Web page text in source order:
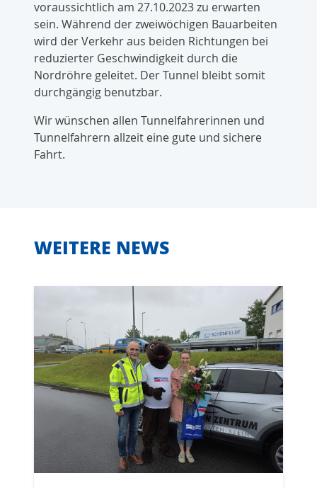
voraussichtlich am 27.10.2023 zu erwarten
sein. Während der zweiwöchigen Bauarbeiten
wird der Verkehr aus beiden Richtungen bei
reduzierter Geschwindigkeit durch die
Nordröhre geleitet. Der Tunnel bleibt somit
durchgängig benutzbar.
Wir wünschen allen Tunnelfahrerinnen und
Tunnelfahrern allzeit eine gute und sichere
Fahrt.
WEITERE NEWS